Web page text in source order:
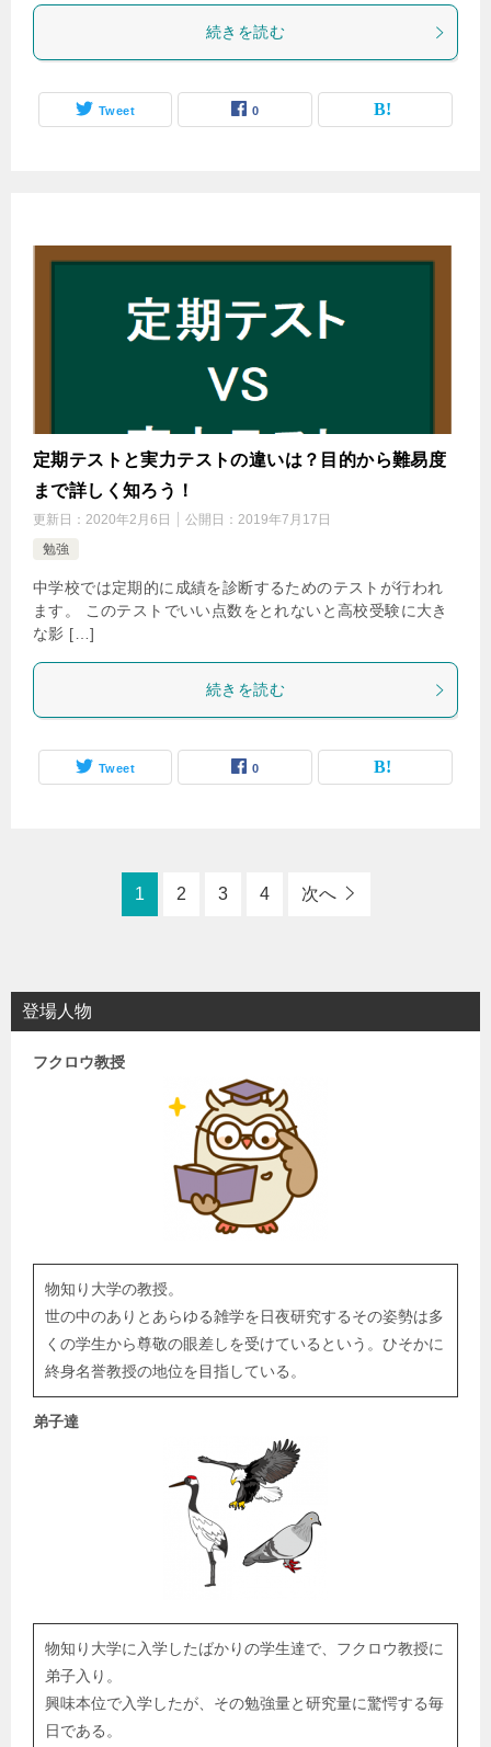
続きを読む
Tweet 0
定期テストと実力テストの違いは？目的から難易度
まで詳しく知ろう！
更新日： 2020年2月6日 公開日： 2019年7月17日
勉強
中学校では定期的に成績を診断するためのテストが行われ
ます。 このテストでいい点数をとれないと高校受験に大き
な影 […]
続きを読む
Tweet 0
1 2 3 4 次へ
登場人物
フクロウ教授
物知り大学の教授。
世の中のありとあらゆる雑学を日夜研究するその姿勢は多
くの学生から尊敬の眼差しを受けているという。ひそかに
終身名誉教授の地位を目指している。
弟子達
物知り大学に入学したばかりの学生達で、フクロウ教授に
弟子入り。
興味本位で入学したが、その勉強量と研究量に驚愕する毎
日である。